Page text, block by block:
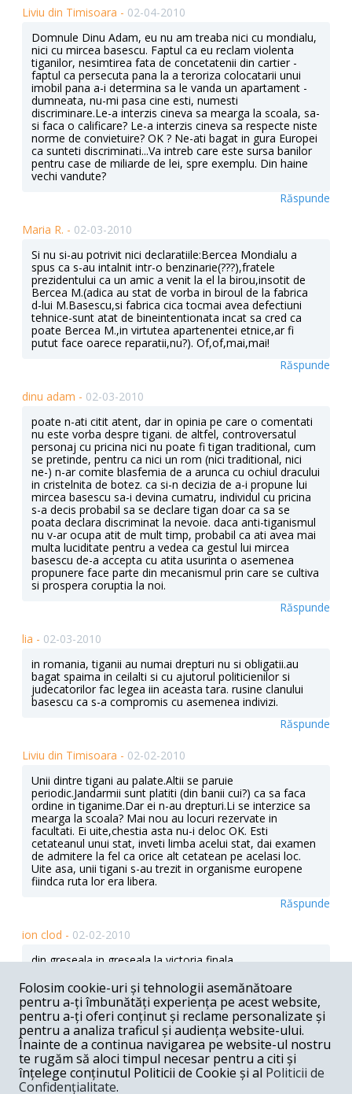
Liviu din Timisoara - 02-04-2010
Domnule Dinu Adam, eu nu am treaba nici cu mondialu,
nici cu mircea basescu. Faptul ca eu reclam violenta
tiganilor, nesimtirea fata de concetatenii din cartier -
faptul ca persecuta pana la a teroriza colocatarii unui
imobil pana a-i determina sa le vanda un apartament -
dumneata, nu-mi pasa cine esti, numesti
discriminare.Le-a interzis cineva sa mearga la scoala, sa-
si faca o calificare? Le-a interzis cineva sa respecte niste
norme de convietuire? OK ? Ne-ati bagat in gura Europei
ca sunteti discriminati...Va intreb care este sursa banilor
pentru case de miliarde de lei, spre exemplu. Din haine
vechi vandute?
Răspunde
Maria R. - 02-03-2010
Si nu si-au potrivit nici declaratiile:Bercea Mondialu a
spus ca s-au intalnit intr-o benzinarie(???),fratele
prezidentului ca un amic a venit la el la birou,insotit de
Bercea M.(adica au stat de vorba in biroul de la fabrica
d-lui M.Basescu,si fabrica cica tocmai avea defectiuni
tehnice-sunt atat de bineintentionata incat sa cred ca
poate Bercea M.,in virtutea apartenentei etnice,ar fi
putut face oarece reparatii,nu?). Of,of,mai,mai!
Răspunde
dinu adam - 02-03-2010
poate n-ati citit atent, dar in opinia pe care o comentati
nu este vorba despre tigani. de altfel, controversatul
personaj cu pricina nici nu poate fi tigan traditional, cum
se pretinde, pentru ca nici un rom (nici traditional, nici
ne-) n-ar comite blasfemia de a arunca cu ochiul dracului
in cristelnita de botez. ca si-n decizia de a-i propune lui
mircea basescu sa-i devina cumatru, individul cu pricina
s-a decis probabil sa se declare tigan doar ca sa se
poata declara discriminat la nevoie. daca anti-tiganismul
nu v-ar ocupa atit de mult timp, probabil ca ati avea mai
multa luciditate pentru a vedea ca gestul lui mircea
basescu de-a accepta cu atita usurinta o asemenea
propunere face parte din mecanismul prin care se cultiva
si prospera coruptia la noi.
Răspunde
lia - 02-03-2010
in romania, tiganii au numai drepturi nu si obligatii.au
bagat spaima in ceilalti si cu ajutorul politicienilor si
judecatorilor fac legea iin aceasta tara. rusine clanului
basescu ca s-a compromis cu asemenea indivizi.
Răspunde
Liviu din Timisoara - 02-02-2010
Unii dintre tigani au palate.Altii se paruie
periodic.Jandarmii sunt platiti (din banii cui?) ca sa faca
ordine in tiganime.Dar ei n-au drepturi.Li se interzice sa
mearga la scoala? Mai nou au locuri rezervate in
facultati. Ei uite,chestia asta nu-i deloc OK. Esti
cetateanul unui stat, inveti limba acelui stat, dai examen
de admitere la fel ca orice alt cetatean pe acelasi loc.
Uite asa, unii tigani s-au trezit in organisme europene
fiindca ruta lor era libera.
Răspunde
ion clod - 02-02-2010
din greseala in greseala la victoria finala.
Răspunde
codrut constantinescu -02-02-2010
Din pacate, este doar un simptom al tiganizarii agresive
a Romaniei care, uite ca merge mana in mana cu
occidentalizarea ei (macar la nivel de consum si alte
tendinte superficiale).Am fi preferat doar o
occidentalizare solida, in profunzime insa stim bine ca
Folosim cookie-uri și tehnologii asemănătoare
pentru a-ți îmbunătăți experiența pe acest website,
pentru a-ți oferi conținut și reclame personalizate și
pentru a analiza traficul și audiența website-ului.
Înainte de a continua navigarea pe website-ul nostru
te rugăm să aloci timpul necesar pentru a citi și
înțelege conținutul Politicii de Cookie și al Politicii de
Confidențialitate.